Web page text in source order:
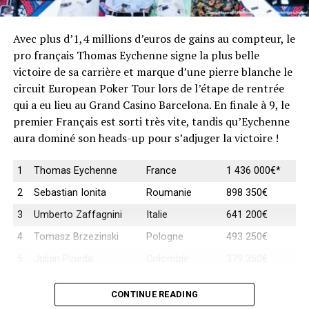
(des primes reçues pour les éliminations) ou les
plus onéreux. Une édition 2024 dans toutes les
mémoires En 2024, avec un bilan exceptionnel qui avait
surpassé toutes les attentes, la précédente édition avait
consacrée Paris comme la seconde destination Poker en
Europe après Barcelone. En effet, l’EPT se déroule
traditionnellement en 5 étapes, dont notamment Barcelone,
Paris ou Monaco. Pour l’édition parisienne de 2024, plus
rassemblés au Palais des Congrès, dont une moitié de
Français. Ils avaient réalisé un total de 16 000 entrées et
s’étaient disputés un prizepool total de 45,7 millions
les indicateurs par rapport à l’édition 2023. Le Main Event
par rapport à la précédente édition et 255 finalistes
Avec plus d’1,4 millions d’euros de gains au compteur, le
pro français Thomas Eychenne signe la plus belle
victoire de sa carrière et marque d’une pierre blanche le
circuit European Poker Tour lors de l’étape de rentrée
qui a eu lieu au Grand Casino Barcelona. En finale à 9, le
premier Français est sorti très vite, tandis qu’Eychenne
aura dominé son heads-up pour s’adjuger la victoire !
1 Thomas Eychenne France
1 436 000€*
2
Sebastian Ionita Roumanie
898 350€
3
Umberto Zaffagnini Italie
641 200€
4
Tomasz Brzezinski Pologne
493 250€
Anton Suarez Suède
291 800€
Marc Foggin Royaume-Uni
224 450€
CONTINUE READING